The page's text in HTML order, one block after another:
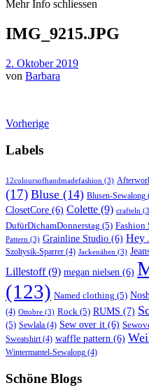
Mehr Info schliessen
IMG_9215.JPG
2. Oktober 2019
von Barbara
Vorherige
Labels
12coloursofhandmadefashion (3)
(17) Bluse (14) Blusen-Sewalong
ClosetCore (6) Colette (9) crafteln
DufürDichamDonnerstag (5) Fashion
Pattern (3) Grainline Studio (6) Hey
Szoltysik-Sparrer (4) Jackenähen (3)
Lillestoff(9) megan nielsen (6)
(123) Named clothing (5)
(4) Ottobre (3) Rock (5) RUMS (7)
(5) Sewlala (4) Sew over it (6)
Sweatshirt(4) waffle pattern (6)
Wintermantel-Sewalong (4)
Schöne Blogs